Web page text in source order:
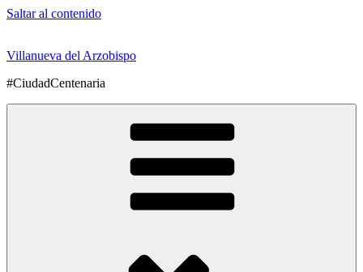
Saltar al contenido
Villanueva del Arzobispo
#CiudadCentenaria